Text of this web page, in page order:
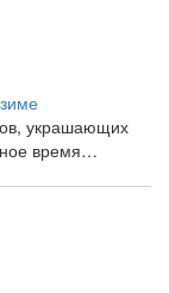
украшающих
время…